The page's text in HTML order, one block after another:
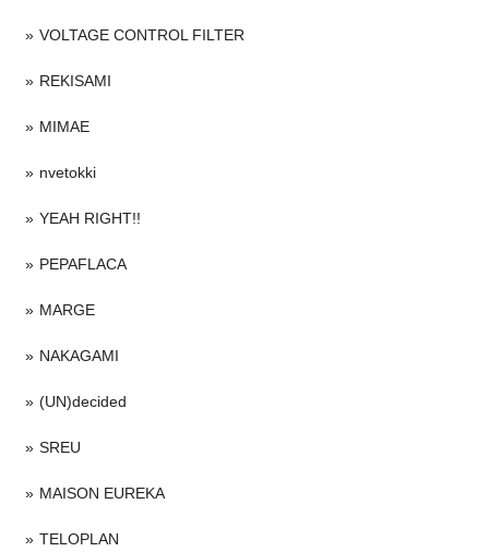
VOLTAGE CONTROL FILTER
REKISAMI
MIMAE
nvetokki
YEAH RIGHT!!
PEPAFLACA
MARGE
NAKAGAMI
(UN)decided
SREU
MAISON EUREKA
TELOPLAN